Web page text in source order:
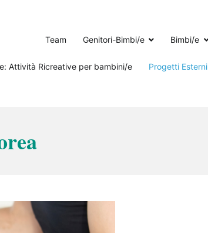
Team Genitori-Bimbi/e Bimbi/e
Attività Ricreative per bambini/e Progetti Esterni